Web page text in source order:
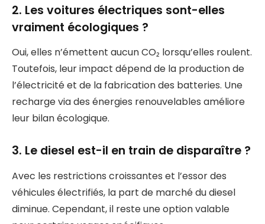
2. Les voitures électriques sont-elles
vraiment écologiques ?
Oui, elles n’émettent aucun CO₂ lorsqu’elles roulent.
Toutefois, leur impact dépend de la production de
l’électricité et de la fabrication des batteries. Une
recharge via des énergies renouvelables améliore
leur bilan écologique.
3. Le diesel est-il en train de disparaître ?
Avec les restrictions croissantes et l’essor des
véhicules électrifiés, la part de marché du diesel
diminue. Cependant, il reste une option valable